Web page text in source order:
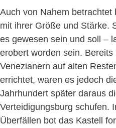
Auch von Nahem betrachtet
mit ihrer Größe und Stärke.
es gewesen sein und soll –
erobert worden sein.
Venezianern auf alten
errichtet, waren es jedoch
Jahrhundert später daraus
Verteidigungsburg schufen.
Überfällen bot das Kastell